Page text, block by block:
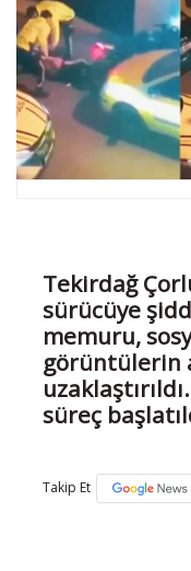
Tekirdağ
sürücüye
memuru,
görüntülerin
süreç
Takip Et